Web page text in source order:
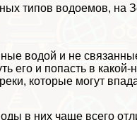
типов водоемов, на
водой и не
его и попасть в
реки, которые могут
в них чаще всего